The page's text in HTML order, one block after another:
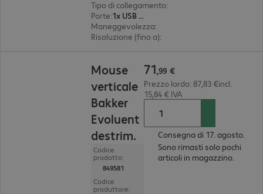
Tipo di collegamento:
Porte:
1x USB Type A
Maneggevolezza:
Risoluzione (fino a):
Mouse
verticale
Bakker
Evoluent
destrim.
Codice
prodotto:
849581
Codice
produttore:
71,99 €
Prezzo lordo: 87,83 €incl.
15,84 € IVA
Consegna di 17. agosto.
Sono rimasti solo pochi
articoli in magazzino.